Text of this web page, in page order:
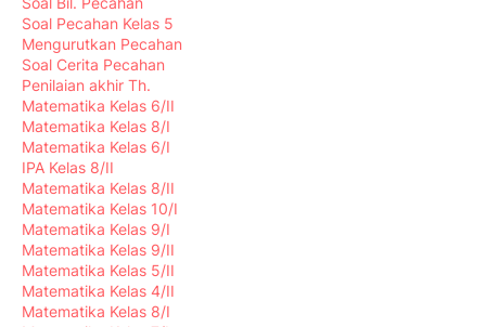
Soal Pecahan Kelas 5
Mengurutkan Pecahan
Soal Cerita Pecahan
Penilaian akhir Th.
Matematika Kelas 6/II
Matematika Kelas 8/I
Matematika Kelas 6/I
IPA Kelas 8/II
Matematika Kelas 8/II
Matematika Kelas 10/I
Matematika Kelas 9/I
Matematika Kelas 9/II
Matematika Kelas 5/II
Matematika Kelas 4/II
Matematika Kelas 8/I